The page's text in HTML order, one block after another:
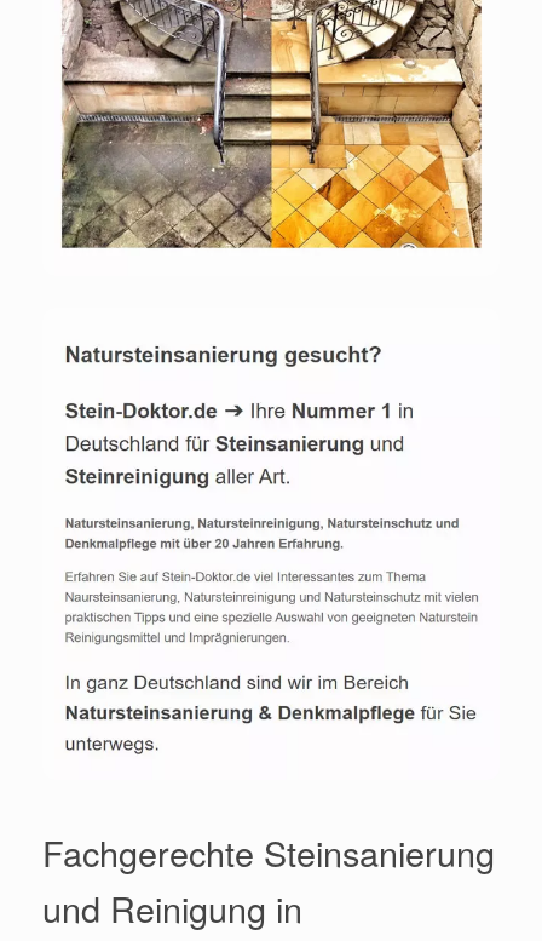
Fachgerechte Steinsanierung
und Reinigung in